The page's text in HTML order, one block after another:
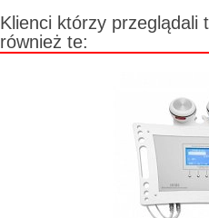
Klienci którzy przeglądali
również te: